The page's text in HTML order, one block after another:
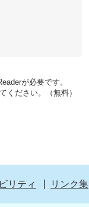
が必要です。
ください。（無料）
リティ リンク集